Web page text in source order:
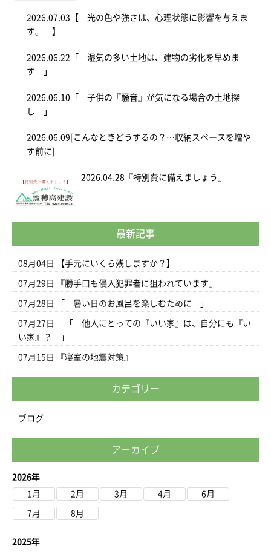
2026.07.03 【 光の色や強さは、心理状態に影響を与えま
す。 】
2026.06.22 「 湿気の多い土地は、建物の劣化を早めま
す 」
2026.06.10 「 子供の『騒音』が気になる場合の土地探
し 」
2026.06.09 [こんなときどうするの？…収納スペースを増や
す前に]
2026.04.28 『特別費に備えましょう』
最新記事
08月04日 【手元にいくら残しますか？】
07月29日 『勝手口も侵入犯罪者に狙われています』
07月28日 「 暑い日のお風呂を楽しむために 」
07月27日
「 他人にとっての『いい家』は、自分にも『い
い家』？ 」
07月15日 『寝室の地震対策』
カテゴリー
ブログ
アーカイブ
2026年
1月
2月 3月 4月 6月
7月 8月
2025年